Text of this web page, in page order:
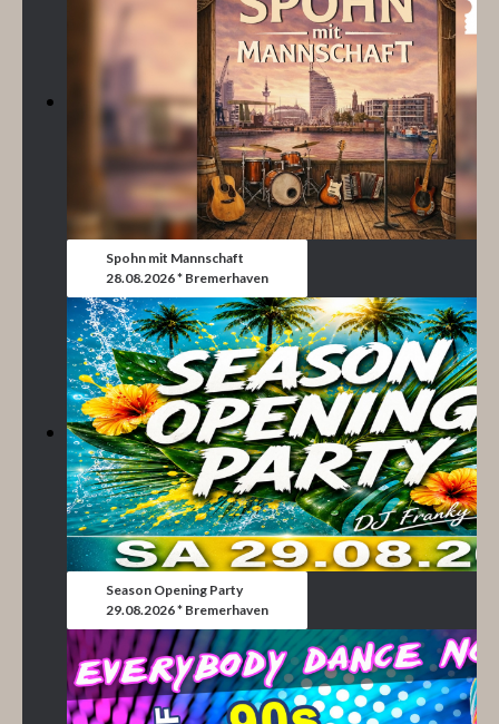
Spohn mit Mannschaft
28.08.2026 * Bremerhaven
Season Opening Party
29.08.2026 * Bremerhaven